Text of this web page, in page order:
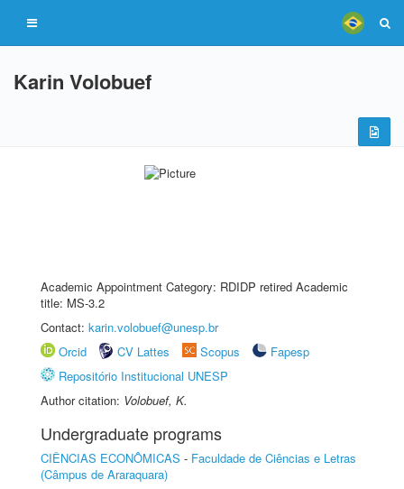
Karin Volobuef
Academic Appointment Category: RDIDP retired Academic
title: MS-3.2
Contact: karin.volobuef@unesp.br
Orcid
CV Lattes Scopus
Fapesp
Repositório Institucional UNESP
Author citation: Volobuef, K.
Undergraduate programs
CIÊNCIAS ECONÔMICAS - Faculdade de Ciências e Letras
(Câmpus de Araraquara)